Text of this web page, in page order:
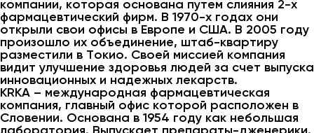
компании, которая основана путем слияния 2-х
фармацевтический фирм. В 1970-х годах они
открыли свои офисы в Европе и США. В 2005 году
произошло их объединение, штаб-квартиру
разместили в Токио. Своей миссией компания
видит улучшение здоровья людей за счет выпуска
инновационных и надежных лекарств.
KRKA – международная фармацевтическая
компания, главный офис которой расположен в
Словении. Основана в 1954 году как небольшая